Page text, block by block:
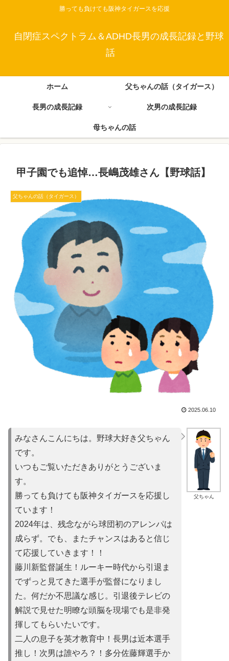
勝っても負けても阪神タイガースを応援
自閉症スペクトラム＆ADHD長男の成長記録と野球
話
ホーム 父ちゃんの話（タイガース）
長男の成長記録 次男の成長記録
母ちゃんの話
甲子園でも追悼…長嶋茂雄さん【野球話】
父ちゃんの話（タイガース）
2025.06.10
父ちゃん
みなさんこんにちは。野球大好き父ちゃん
です。
いつもご覧いただきありがとうございま
す。
勝っても負けても阪神タイガースを応援し
ています！
2024年は、残念ながら球団初のアレンパは
成らず。でも、またチャンスはあると信じ
て応援していきます！！
藤川新監督誕生！ルーキー時代から引退ま
でずっと見てきた選手が監督になりまし
た。何だか不思議な感じ。引退後テレビの
解説で見せた明瞭な頭脳を現場でも是非発
揮してもらいたいです。
二人の息子を英才教育中！長男は近本選手
推し！次男は誰やろ？！多分佐藤輝選手か